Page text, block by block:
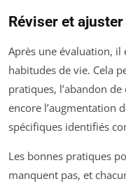
Réviser et
Après une évaluation, il
habitudes de vie. Cela
pratiques, l’abandon
encore l’augmentation
spécifiques identifiés
Les bonnes pratiques
manquent pas, et